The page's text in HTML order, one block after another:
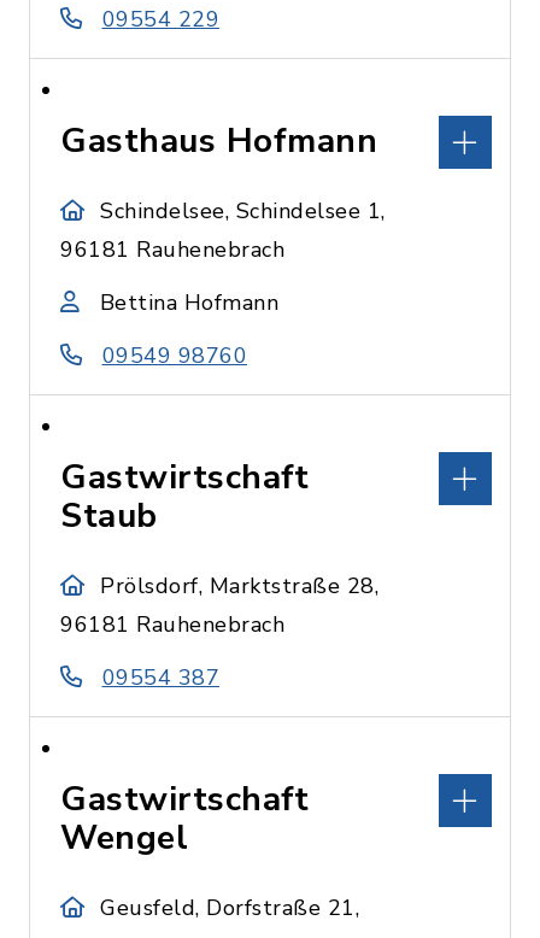
09554 229
Gasthaus Hofmann
Schindelsee, Schindelsee 1,
96181 Rauhenebrach
Bettina Hofmann
09549 98760
Gastwirtschaft
Staub
Prölsdorf, Marktstraße 28,
96181 Rauhenebrach
09554 387
Gastwirtschaft
Wengel
Geusfeld, Dorfstraße 21,